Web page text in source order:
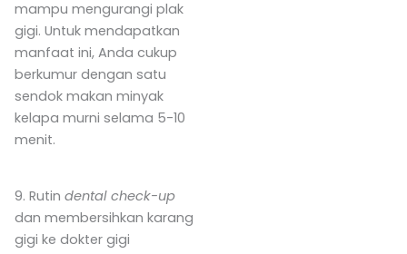
mampu mengurangi plak
gigi. Untuk mendapatkan
manfaat ini, Anda cukup
berkumur dengan satu
sendok makan minyak
kelapa murni selama 5-10
menit.
9. Rutin dental check-up
dan membersihkan karang
gigi ke dokter gigi